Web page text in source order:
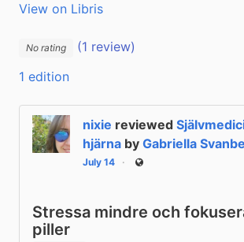
View on Libris
No rating
(1 review)
1 edition
nixie reviewed
hjärna by Gabriella
July 14 Public
Stressa mindre och
piller